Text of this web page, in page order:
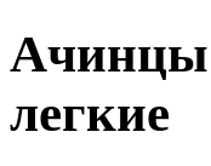
Ачинцы
легкие